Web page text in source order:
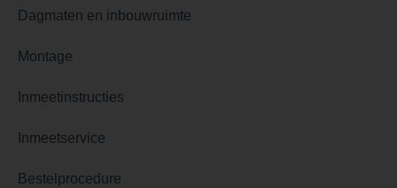
Dagmaten en inbouwruimte
Montage
Inmeetinstructies
Inmeetservice
Bestelprocedure